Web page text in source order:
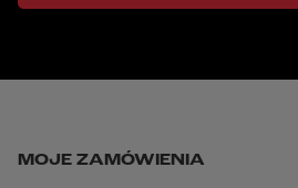
MOJE ZAMÓWIENIA